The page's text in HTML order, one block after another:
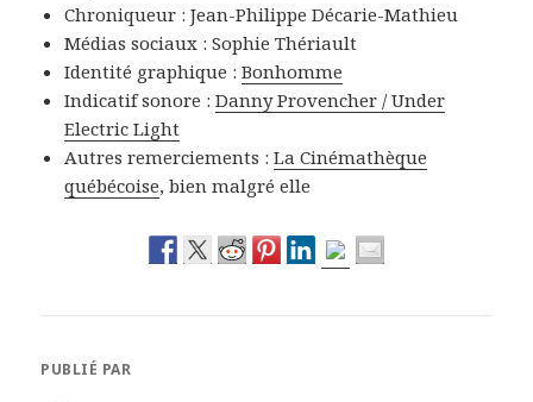
Chroniqueur : Jean-Philippe Décarie-Mathieu
Médias sociaux : Sophie Thériault
Identité graphique :Bonhomme
Indicatif sonore :Danny Provencher / Under
Electric Light
Autres remerciements :La Cinémathèque
québécoise, bien malgré elle
PUBLIÉ PAR